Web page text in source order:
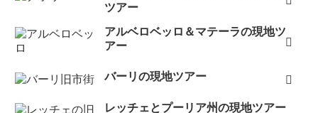
ツアー
アルベロベッロ＆マテーラの現地ツ
アー
バーリの現地ツアー
レッチェとプーリア州の現地ツアー